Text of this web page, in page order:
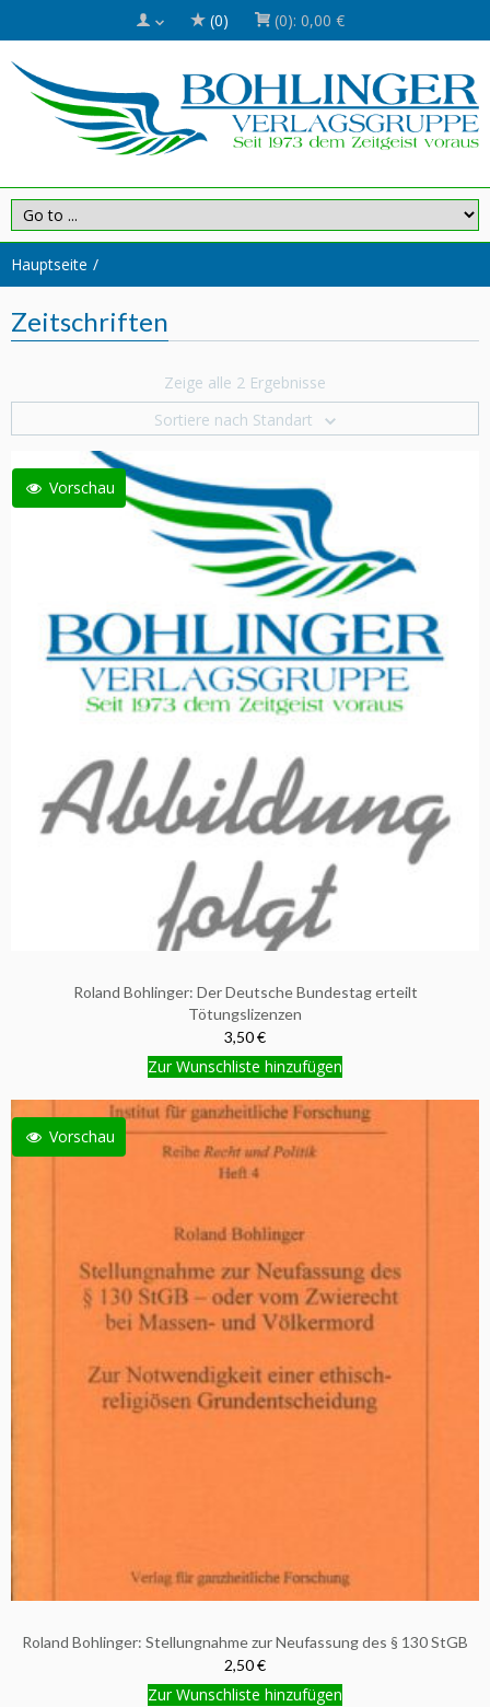
(0) (0): 0,00 €
Hauptseite
Zeitschriften
Zeige alle 2 Ergebnisse
Sortiere nach Standart
Vorschau
Roland Bohlinger: Der Deutsche Bundestag erteilt
Tötungslizenzen
3,50 €
Zur Wunschliste hinzufügen
Vorschau
Roland Bohlinger: Stellungnahme zur Neufassung des § 130 StGB
2,50 €
Zur Wunschliste hinzufügen